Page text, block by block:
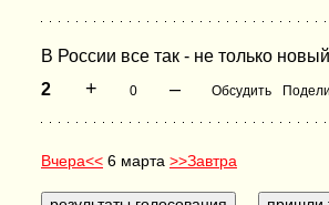
В России все так - не только
2
+ 0 – Обсудить
Вчера<< 6 марта >>Завтра